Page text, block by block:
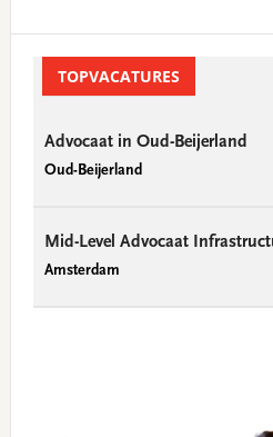
SidebarTOPVACATURES
Advocaat in Oud-Beijerland
Oud-Beijerland
Mid-Level Advocaat
Amsterdam